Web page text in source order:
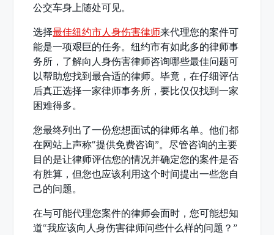
公交车身上随处可见。
选择最佳纽约市人身伤害律师来代理您的案件可
能是一项艰巨的任务。纽约市有如此多的律师事
务所，了解向人身伤害律师咨询哪些最佳问题可
以帮助您找到最合适的律师。毕竟，在仔细评估
后真正选择一家律师事务所，要比仅仅找到一家
困难得多。
您最终列出了一份您想面试的律师名单。他们都
在网站上声称“提供免费咨询”。尽管咨询的主要
目的是让律师评估您的情况并确定您的案件是否
有胜算，但您也应该利用这个时间提出一些您自
己的问题。
在与可能代理您案件的律师会面时，您可能想知
道“我应该向人身伤害律师问些什么样的问题？”